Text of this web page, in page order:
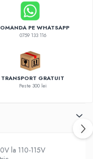
PE WHATSAPP
0759 133 116
TRANSPORT GRATUIT
Peste 300 lei
la 110-115V